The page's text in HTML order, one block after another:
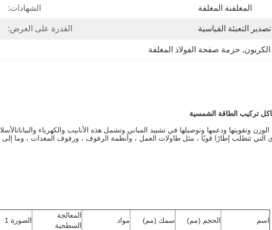
المغلفنة المغلفة الشهادات:
تصدير التعبئة القياسية القدرة على العرض:
, حزمة صفحة الفولاذ المغلفة
وتقويتها ودعمها وتوصيلها في تشييد المباني.وتشمل هذه الأنابيب والكهرباء والبيانات
اسم الحجم (مم) سمك (مم) مواد
المعالجة
السطحية
الصورة 1